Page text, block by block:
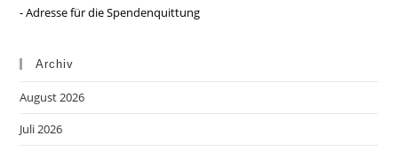
- Adresse für die Spendenquittung
Archiv
August 2026
Juli 2026